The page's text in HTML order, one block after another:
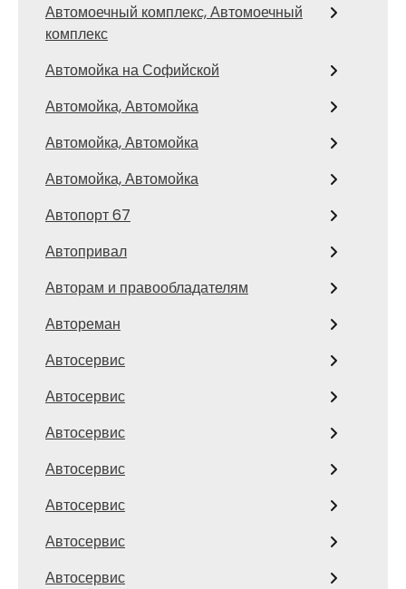
Автомоечный комплекс, Автомоечный
комплекс
Автомойка на Софийской
Автомойка, Автомойка
Автомойка, Автомойка
Автомойка, Автомойка
Автопорт 67
Автопривал
Авторам и правообладателям
Автореман
Автосервис
Автосервис
Автосервис
Автосервис
Автосервис
Автосервис
Автосервис